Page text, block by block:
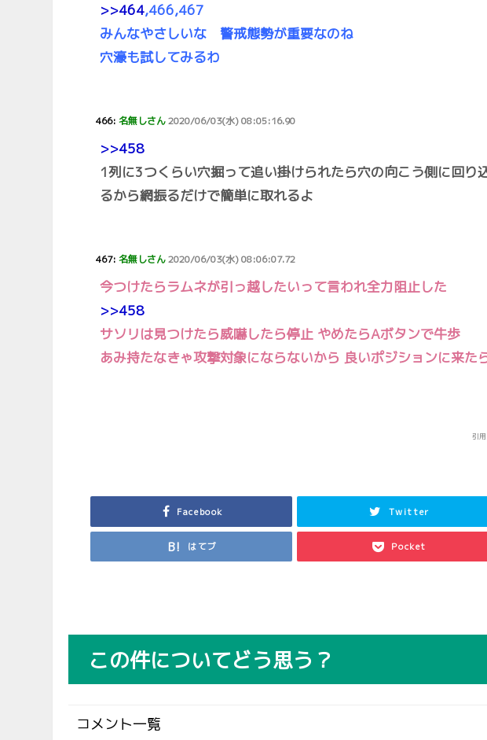
>>464,466,467
みんなやさしいな 警戒態勢が重要なのね
穴濠も試してみるわ
466:名無しさん2020/06/03(水) 08:05:16.90
>>458
1列に3つくらい穴掘って追い掛けられたら穴の向こう側に回り
るから網振るだけで簡単に取れるよ
467:名無しさん2020/06/03(水) 08:06:07.72
今つけたらラムネが引っ越したいって言われ全力阻止した
>>458
サソリは見つけたら威嚇したら停止 やめたらAボタンで牛歩
あみ持たなきゃ攻撃対象にならないから 良いポジションに来た
引
Facebook Twitter
はてブ Pocket
この件についてどう思う？
コメント一覧